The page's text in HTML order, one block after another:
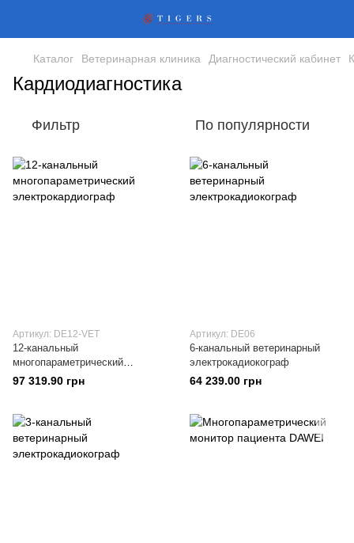
Каталог Ветеринарная клиника Диагностический кабинет
Кардиодиагностика
Фильтр По популярности
Артикул: DE12-VET
12-канальный
многопараметрический
электрокардиограф
97 319.90 грн
Артикул: DE06
6-канальный ветеринарный
электрокадиокограф
64 239.00 грн